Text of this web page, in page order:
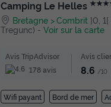
Camping Le Helles
Bretagne Combrit ]0,
Tregunc) - Voir sur la carte
Avis TripAdvisor
178 avis
Avis
8.6 /10
Wifi payant Bord de mer